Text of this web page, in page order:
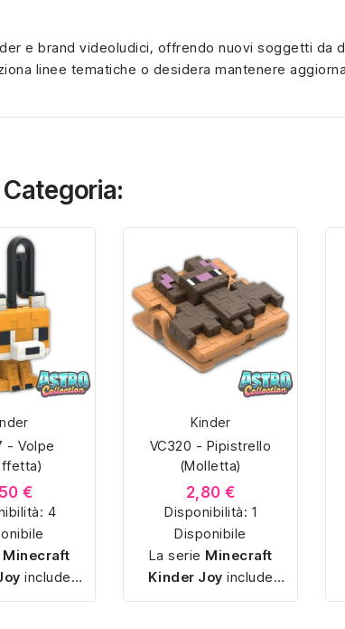
e brand videoludici, offrendo nuovi soggetti da
linee tematiche o desidera mantenere
- Volpe
€
4
Minecraft
include
Kinder
VC320 - Pipistrello
(Molletta)
2,80 €
Disponibilità: 1
Disponibile
La serie Minecraft
Kinder Joy include
piccole sorpresine